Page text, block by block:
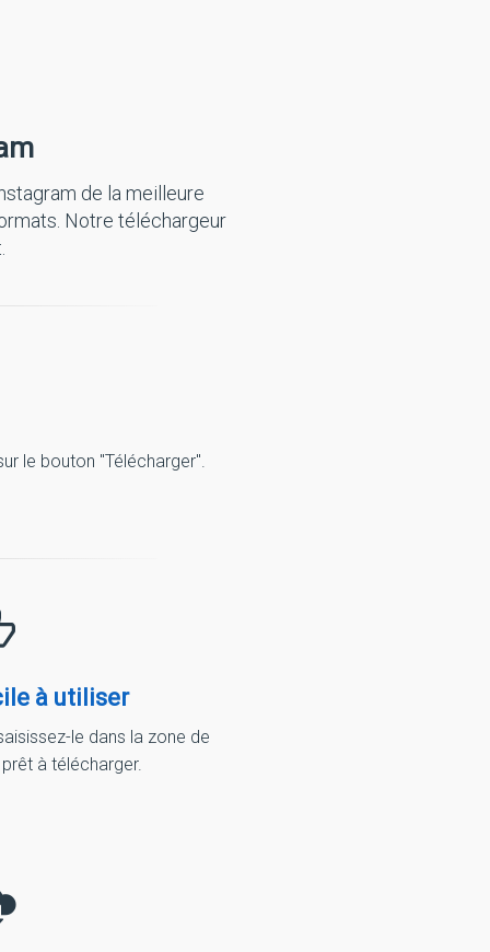
de la meilleure
Notre téléchargeur
le bouton "Télécharger".
à utiliser
le dans la zone de
à télécharger.